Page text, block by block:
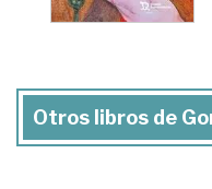
Otros libros de